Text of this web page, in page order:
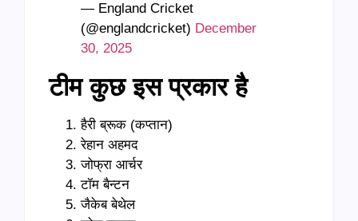
— England Cricket
(@englandcricket) December
30, 2025
टीम कुछ इस प्रकार है
हैरी ब्रूक (कप्तान)
रेहान अहमद
जोफ्रा आर्चर
टॉम बैन्टन
जैकेब बेथेल